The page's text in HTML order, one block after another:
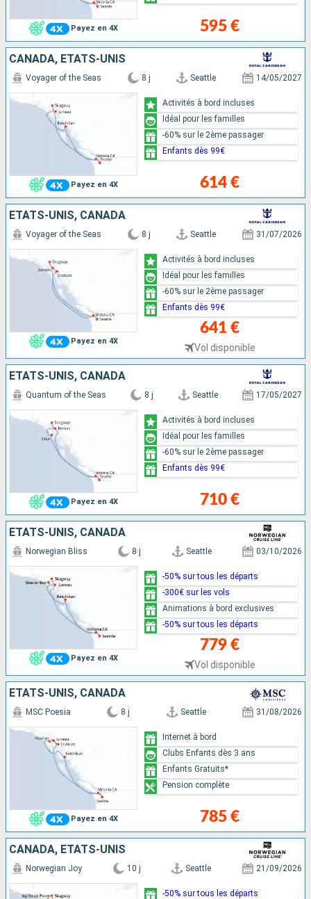
Payez en 4X 595 €
CANADA, ÉTATS-UNIS
Payez en 4X
Voyager of the Seas 8 j Seattle 14/05/2027
614 €
Activités à bord incluses
Idéal pour les familles
-60% sur le 2ème passager
Enfants dès 99€
ÉTATS-UNIS, CANADA
Payez en 4X
Voyager of the Seas 8 j Seattle 31/07/2026
641 €
Vol disponible
Activités à bord incluses
Idéal pour les familles
-60% sur le 2ème passager
Enfants dès 99€
ÉTATS-UNIS, CANADA
Payez en 4X
Quantum of the Seas 8 j Seattle 17/05/2027
710 €
Activités à bord incluses
Idéal pour les familles
-60% sur le 2ème passager
Enfants dès 99€
ÉTATS-UNIS, CANADA
Payez en 4X
Norwegian Bliss 8 j Seattle 03/10/2026
779 €
Vol disponible
-50% sur tous les départs
-300€ sur les vols
Animations à bord exclusives
-50% sur tous les départs
ÉTATS-UNIS, CANADA
Payez en 4X
MSC Poesia 8 j Seattle 31/08/2026
785 €
Internet à bord
Clubs Enfants dès 3 ans
Enfants Gratuits*
Pension complète
CANADA, ÉTATS-UNIS
Norwegian Joy 10 j Seattle 21/09/2026
-50% sur tous les départs